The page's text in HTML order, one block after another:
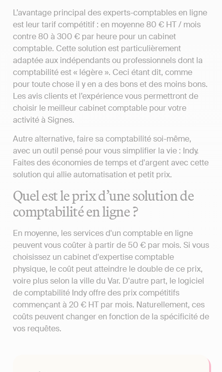
L’avantage principal des experts-comptables en ligne
est leur tarif compétitif : en moyenne 80 € HT / mois
contre 80 à 300 € par heure pour un cabinet
comptable. Cette solution est particulièrement
adaptée aux indépendants ou professionnels dont la
comptabilité est « légère ». Ceci étant dit, comme
pour toute chose il y en a des bons et des moins bons.
Les avis clients et l’expérience vous permettront de
choisir le meilleur cabinet comptable pour votre
activité à Signes.
Autre alternative, faire sa comptabilité soi-même,
avec un outil pensé pour vous simplifier la vie : Indy.
Faites des économies de temps et d'argent avec cette
solution qui allie automatisation et petit prix.
Quel est le prix d’une solution de
comptabilité en ligne ?
En moyenne, les services d'un comptable en ligne
peuvent vous coûter à partir de 50 € par mois. Si vous
choisissez un cabinet d'expertise comptable
physique, le coût peut atteindre le double de ce prix,
voire plus selon la ville du Var. D'autre part, le logiciel
de comptabilité Indy offre des prix compétitifs
commençant à 20 € HT par mois. Naturellement, ces
coûts peuvent changer en fonction de la spécificité de
vos requêtes.